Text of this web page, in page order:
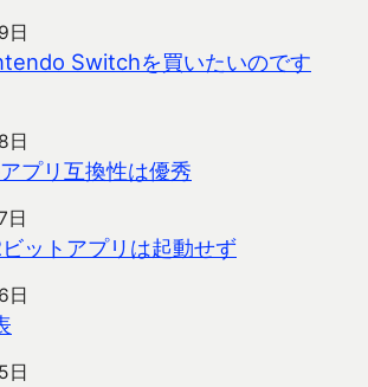
日
Switchを買いたいのです
日
プリ互換性は優秀
日
ットアプリは起動せず
日
日